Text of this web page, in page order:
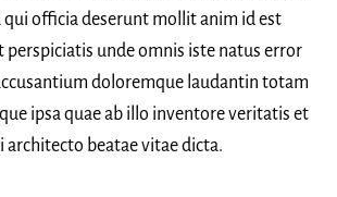
qui officia deserunt mollit anim id est
perspiciatis unde omnis iste natus error
doloremque laudantin totam
ipsa quae ab illo inventore veritatis et
architecto beatae vitae dicta.